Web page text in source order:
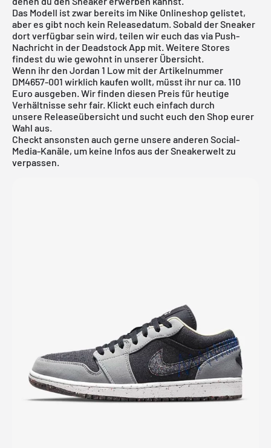
Das Modell ist zwar bereits im Nike Onlineshop gelistet,
aber es gibt noch kein Releasedatum. Sobald der Sneaker
dort verfügbar sein wird, teilen wir euch das via Push-
Nachricht in der Deadstock App mit. Weitere Stores
findest du wie gewohnt in unserer Übersicht.
Wenn ihr den Jordan 1 Low mit der Artikelnummer
DM4657-001 wirklich kaufen wollt, müsst ihr nur ca. 110
Euro ausgeben. Wir finden diesen Preis für heutige
Verhältnisse sehr fair. Klickt euch einfach durch
unsere Releaseübersicht und sucht euch den Shop eurer
Wahl aus.
Checkt ansonsten auch gerne unsere anderen Social-
Media-Kanäle, um keine Infos aus der Sneakerwelt zu
verpassen.